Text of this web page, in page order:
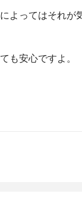
よってはそれが
も安心ですよ。